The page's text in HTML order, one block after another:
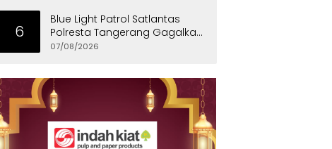
6
Blue Light Patrol Satlantas
Polresta Tangerang Gagalkan
Aksi Curanmor, Dua Pria
07/08/2026